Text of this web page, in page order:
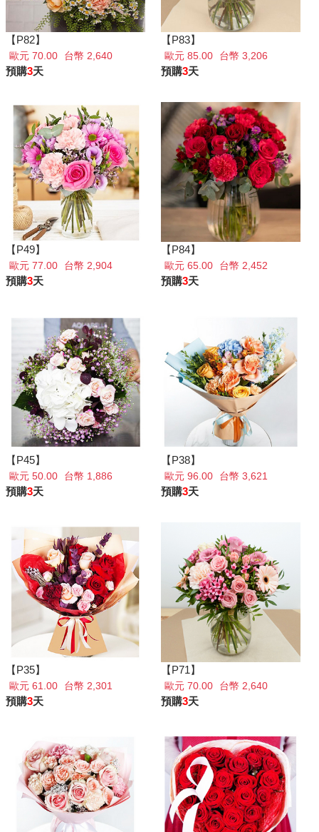
【P82】
歐元 70.00 台幣 2,640
預購3天
【P83】
歐元 85.00 台幣 3,206
預購3天
【P49】
歐元 77.00 台幣 2,904
預購3天
【P84】
歐元 65.00 台幣 2,452
預購3天
【P45】
歐元 50.00 台幣 1,886
預購3天
【P38】
歐元 96.00 台幣 3,621
預購3天
【P35】
歐元 61.00 台幣 2,301
預購3天
【P71】
歐元 70.00 台幣 2,640
預購3天